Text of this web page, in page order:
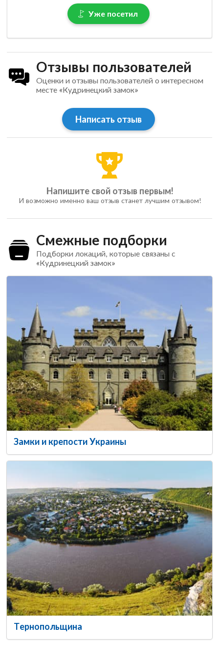
Уже посетил
Отзывы пользователей
Оценки и отзывы пользователей о интересном
месте «Кудринецкий замок»
Написать отзыв
Напишите свой отзыв первым!
И возможно именно ваш отзыв станет лучшим отзывом!
Смежные подборки
Подборки локаций, которые связаны с
«Кудринецкий замок»
Замки и крепости Украины
Тернопольщина